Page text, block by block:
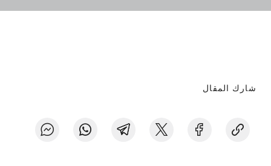
شارك المقال